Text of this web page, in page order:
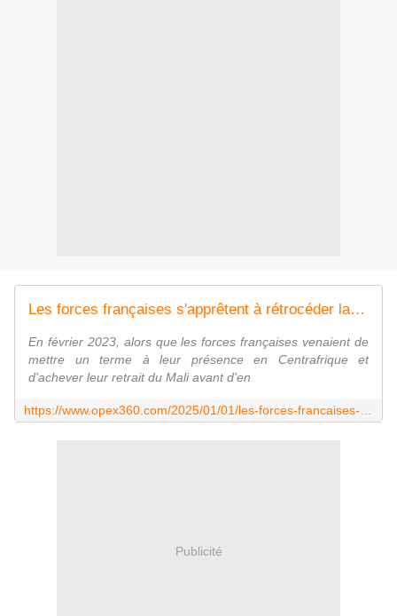
Les forces françaises s'apprêtent à rétrocéder la base de Port-Bouët à l'armée ivoirienne et à quitter le Sénégal - Zone Militaire
En février 2023, alors que les forces françaises venaient de
mettre un terme à leur présence en Centrafrique et
d'achever leur retrait du Mali avant d'en
Publicité